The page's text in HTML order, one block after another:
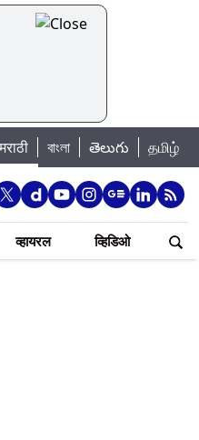
7 तलावांमधील जलसाठा 88.93
मराठी বাংলা తెలుగు தமிழ்
व्हायरल व्हिडिओ